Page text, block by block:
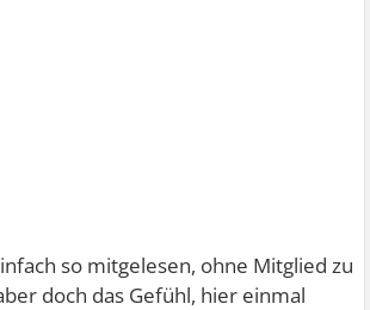
so mitgelesen, ohne Mitglied zu
doch das Gefühl, hier einmal